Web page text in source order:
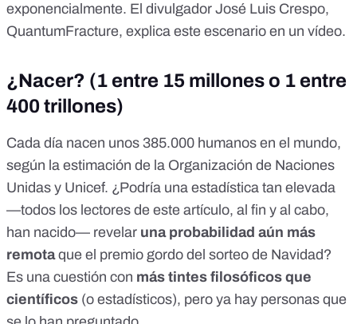
exponencialmente. El divulgador José Luis Crespo,
QuantumFracture, explica este escenario en un vídeo.
¿Nacer? (1 entre 15 millones o 1 entre
400 trillones)
Cada día nacen unos 385.000 humanos en el mundo,
según la estimación de la Organización de Naciones
Unidas y Unicef. ¿Podría una estadística tan elevada
—todos los lectores de este artículo, al fin y al cabo,
han nacido— revelar una probabilidad aún más
remotaque el premio gordo del sorteo de Navidad?
Es una cuestión con más tintes filosóficos que
científicos (o estadísticos), pero ya hay personas que